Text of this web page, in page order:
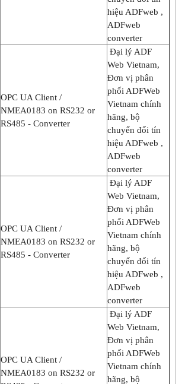
hiệu ADFweb ,
ADFweb
converter
OPC UA Client /
NMEA0183 on RS232 or
RS485 - Converter
Đại lý ADF
Web Vietnam,
Đơn vị phân
phối ADFWeb
Vietnam chính
hãng, bộ
chuyển đổi tín
hiệu ADFweb ,
ADFweb
converter
OPC UA Client /
NMEA0183 on RS232 or
RS485 - Converter
Đại lý ADF
Web Vietnam,
Đơn vị phân
phối ADFWeb
Vietnam chính
hãng, bộ
chuyển đổi tín
hiệu ADFweb ,
ADFweb
converter
OPC UA Client /
NMEA0183 on RS232 or
Đại lý ADF
Web Vietnam,
Đơn vị phân
phối ADFWeb
Vietnam chính
hãng, bộ